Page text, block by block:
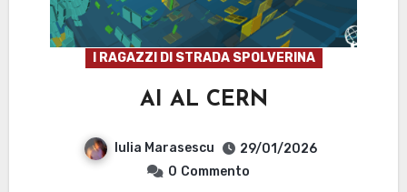
I RAGAZZI DI STRADA SPOLVERINA
AI AL CERN
Iulia Marasescu
29/01/2026
0 Commento